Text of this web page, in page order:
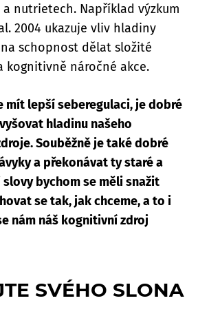
nutrietech. Například výzkum
2004 ukazuje vliv hladiny
schopnost dělat složité
kognitivně náročné akce.
mít lepší seberegulaci, je dobré
hladinu našeho
Souběžně je také dobré
a překonávat ty staré a
slovy bychom se měli snažit
se tak, jak chceme, a to i
nám náš kognitivní zdroj
SVÉHO SLONA